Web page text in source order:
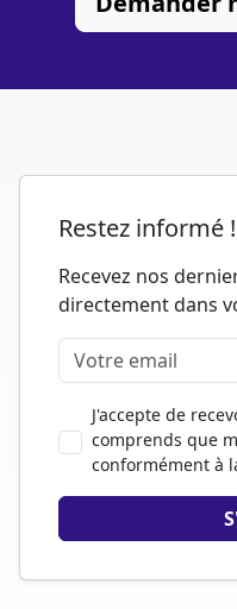
Restez informé !
Recevez nos
directement dans
J'accepte de
comprends que
conformément à